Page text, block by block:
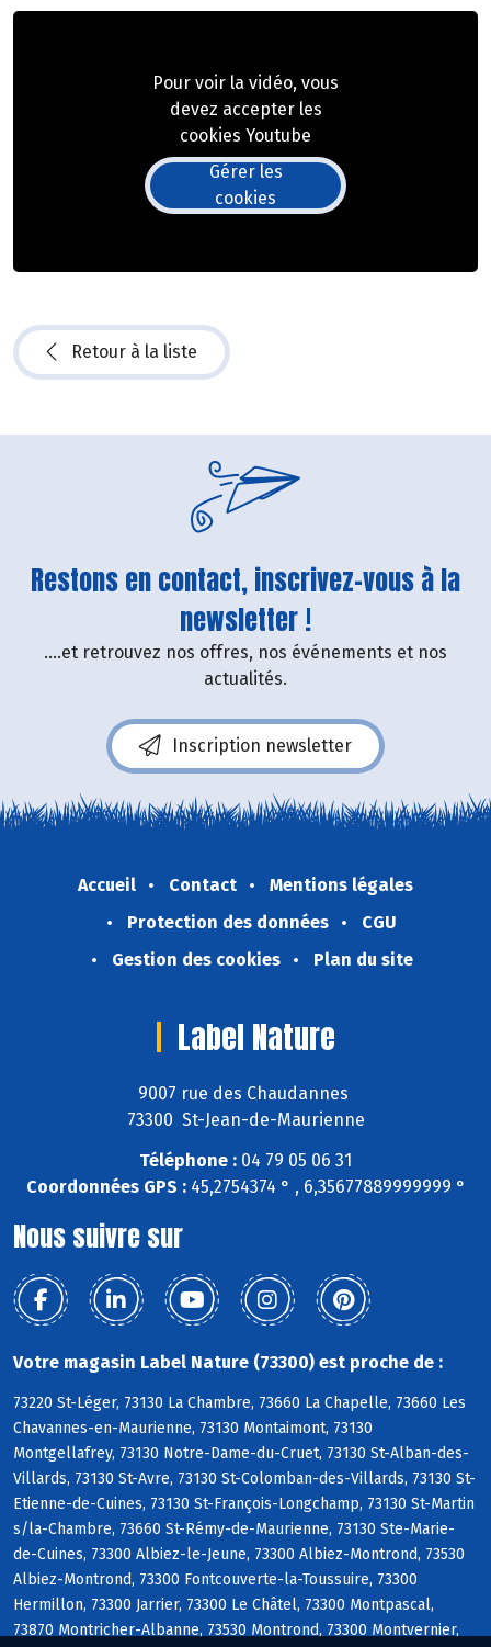
Pour voir la vidéo, vous
devez accepter les
cookies Youtube
Gérer les
cookies
Retour à la liste
Restons en contact, inscrivez-vous à la
newsletter !
....et retrouvez nos offres, nos événements et nos
actualités.
Inscription newsletter
Accueil Contact
Mentions légales
Protection des données
CGU
Gestion des cookies
Plan du site
Label Nature
9007 rue des Chaudannes
73300 St-Jean-de-Maurienne
Téléphone : 04 79 05 06 31
Coordonnées GPS :45,2754374 ° , 6,35677889999999 °
Nous suivre sur
Votre magasin Label Nature (73300) est proche de :
73220 St-Léger, 73130 La Chambre, 73660 La Chapelle, 73660 Les
Chavannes-en-Maurienne, 73130 Montaimont, 73130
Montgellafrey, 73130 Notre-Dame-du-Cruet, 73130 St-Alban-des-
Villards, 73130 St-Avre, 73130 St-Colomban-des-Villards, 73130 St-
Etienne-de-Cuines, 73130 St-François-Longchamp, 73130 St-Martin
s/la-Chambre, 73660 St-Rémy-de-Maurienne, 73130 Ste-Marie-
de-Cuines, 73300 Albiez-le-Jeune, 73300 Albiez-Montrond, 73530
Albiez-Montrond, 73300 Fontcouverte-la-Toussuire, 73300
Hermillon, 73300 Jarrier, 73300 Le Châtel, 73300 Montpascal,
73870 Montricher-Albanne, 73530 Montrond, 73300 Montvernier,